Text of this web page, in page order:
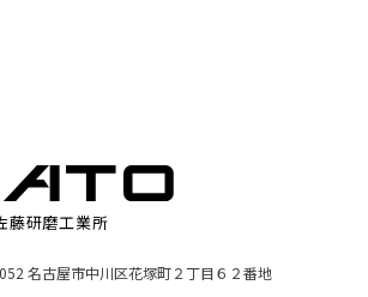
藤研磨工業所
名古屋市中川区花塚町２丁目６２番地